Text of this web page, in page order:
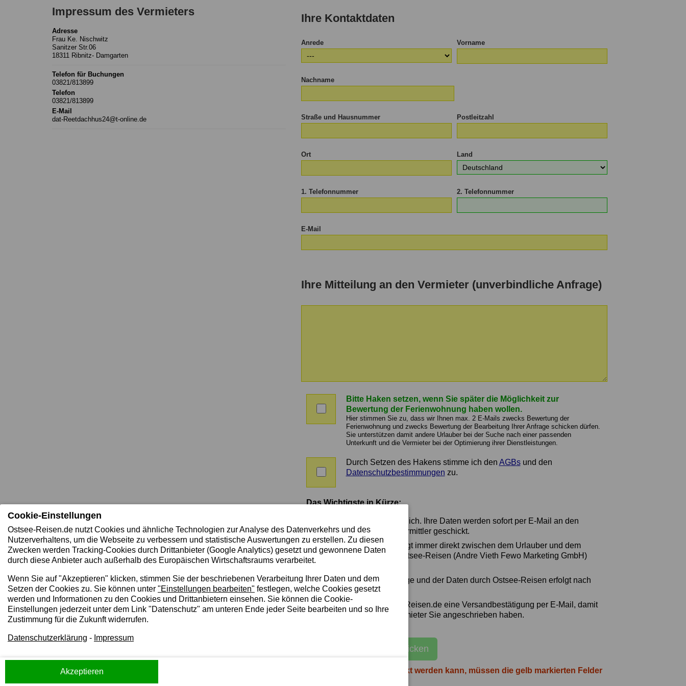
Impressum des Vermieters
Adresse
Frau Ke. Nischwitz
Sanitzer Str.06
18311 Ribnitz- Damgarten
Telefon für Buchungen
03821/813899
Telefon
03821/813899
E-Mail
dat-Reetdachhus24@t-online.de
Ihre Kontaktdaten
Anrede Vorname
Nachname
Straße und Hausnummer Postleitzahl
Ort Land
1. Telefonnummer 2. Telefonnummer
E-Mail
Ihre Mitteilung an den Vermieter (unverbindliche Anfrage)
an
Vermieter
Haken
setzen,
wenn
später
Möglichkeit
zur
Bewertung
haben
wollen.
Bitte Haken setzen, wenn Sie später die Möglichkeit zur
Bewertung der Ferienwohnung haben wollen.
Hier stimmen Sie zu, dass wir Ihnen max. 2 E-Mails zwecks Bewertung der
Ferienwohnung und zwecks Bewertung der Bearbeitung Ihrer Anfrage schicken dürfen.
Sie unterstützen damit andere Urlauber bei der Suche nach einer passenden
Unterkunft und die Vermieter bei der Optimierung ihrer Dienstleistungen.
Zustimmung
AGBs
und
Durch Setzen des Hakens stimme ich den AGBsund den
Datenschutzbestimmungen zu.
Das Wichtigste in Kürze:
Die Anfrage ist unverbindlich. Ihre Daten werden sofort per E-Mail an den
Vermieter oder Zimmervermittler geschickt.
Der Vertragsschluss erfolgt immer direkt zwischen dem Urlauber und dem
Eigentümer/Vermittler. Ostsee-Reisen (Andre Vieth Fewo Marketing GmbH)
wird kein Vertragspartner.
Die Löschung Ihrer Anfrage und der Daten durch Ostsee-Reisen erfolgt nach
spätestens 3 Jahren.
Sie erhalten von Ostsee-Reisen.de eine Versandbestätigung per E-Mail, damit
Sie wissen, welchen Vermieter Sie angeschrieben haben.
E-Mail an Vermieter schicken
Damit die Anfrage verschickt werden kann, müssen die gelb markierten Felder
Cookie-Einstellungen
Ostsee-Reisen.de nutzt Cookies und ähnliche Technologien zur Analyse des Datenverkehrs und des
Nutzerverhaltens, um die Webseite zu verbessern und statistische Auswertungen zu erstellen. Zu diesen
Zwecken werden Tracking-Cookies durch Drittanbieter (Google Analytics) gesetzt und gewonnene Daten
durch diese Anbieter auch außerhalb des Europäischen Wirtschaftsraums verarbeitet.
Wenn Sie auf "Akzeptieren" klicken, stimmen Sie der beschriebenen Verarbeitung Ihrer Daten und dem
Setzen der Cookies zu. Sie können unter "Einstellungen bearbeiten" festlegen, welche Cookies gesetzt
werden und Informationen zu den Cookies und Drittanbietern einsehen. Sie können die Cookie-
Einstellungen jederzeit unter dem Link "Datenschutz" am unteren Ende jeder Seite bearbeiten und so Ihre
Zustimmung für die Zukunft widerrufen.
Datenschutzerklärung - Impressum
Akzeptieren